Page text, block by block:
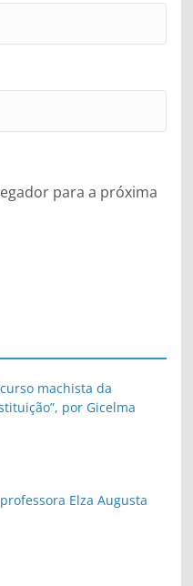
para a próxima
machista da
por Gicelma
Elza Augusta